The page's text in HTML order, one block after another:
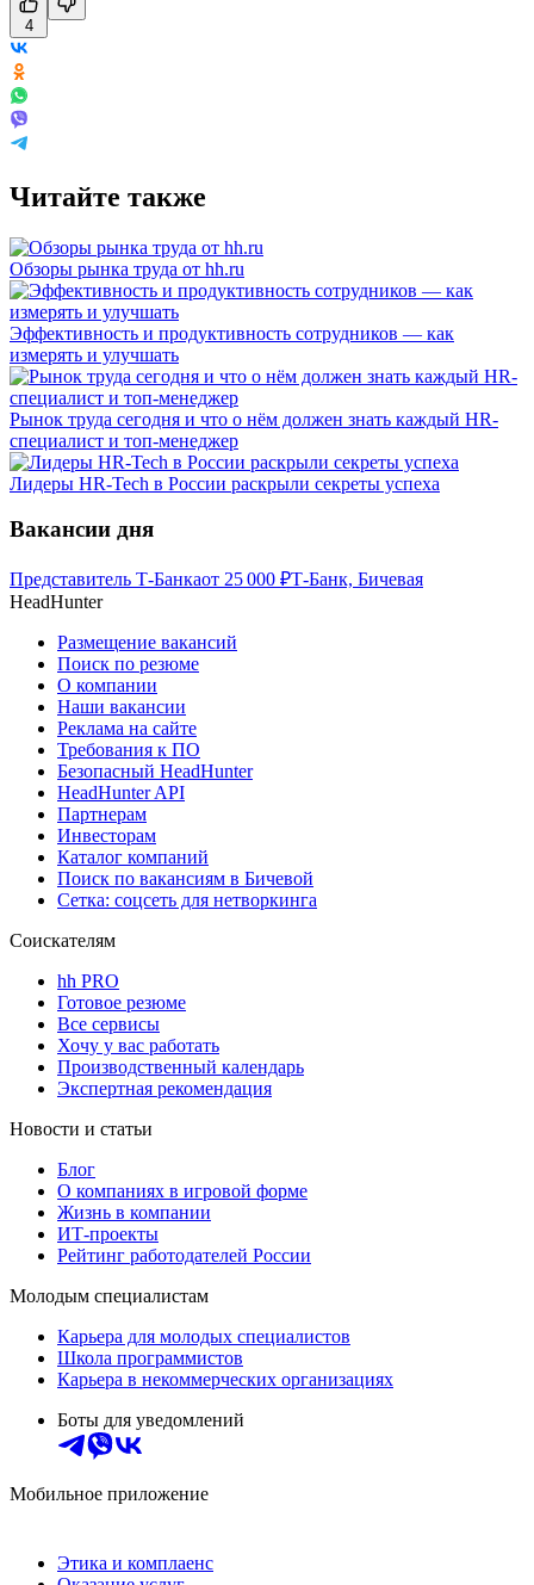
4
Читайте также
Обзоры рынка труда от hh.ru
Эффективность и продуктивность сотрудников — как
измерять и улучшать
Рынок труда сегодня и что о нём должен знать каждый HR-
специалист и топ-менеджер
Лидеры HR-Tech в России раскрыли секреты успеха
Вакансии дня
Представитель Т-Банкаот 25 000 ₽Т-Банк, Бичевая
HeadHunter
Размещение вакансий
Поиск по резюме
О компании
Наши вакансии
Реклама на сайте
Требования к ПО
Безопасный HeadHunter
HeadHunter API
Партнерам
Инвесторам
Каталог компаний
Поиск по вакансиям в Бичевой
Сетка: соцсеть для нетворкинга
Соискателям
hh PRO
Готовое резюме
Все сервисы
Хочу у вас работать
Производственный календарь
Экспертная рекомендация
Новости и статьи
Блог
О компаниях в игровой форме
Жизнь в компании
ИТ-проекты
Рейтинг работодателей России
Молодым специалистам
Карьера для молодых специалистов
Школа программистов
Карьера в некоммерческих организациях
Боты для уведомлений
Мобильное приложение
Этика и комплаенс